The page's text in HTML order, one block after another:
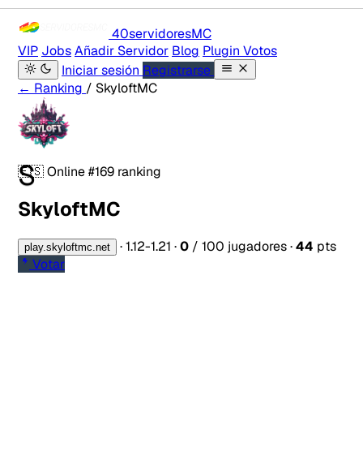
40servidoresMC
VIP JobsAñadir Servidor Blog Plugin Votos
Iniciar sesión Registrarse
← Ranking / SkyloftMC
S
🇪🇸Online#169 ranking
SkyloftMC
play.skyloftmc.net ·1.12-1.21 ·0 / 100 jugadores·44 pts
Votar